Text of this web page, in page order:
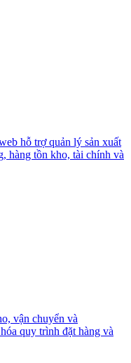
hỗ trợ quản lý sản xuất
hàng tồn kho, tài chính và
vận chuyển và
quy trình đặt hàng và